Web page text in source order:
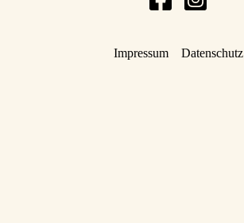
Impressum Datenschutz